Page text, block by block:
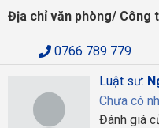
Địa chỉ văn phòng/ Công
0766 789 779
Luật sư:
Chưa có
Đánh giá